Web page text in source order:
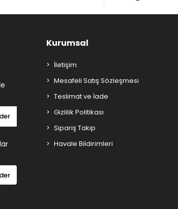
Kurumsal
İletişim
Mesafeli Satış Sözleşmesi
Teslimat ve İade
Gizlilik Politikası
Sipariş Takip
Havale Bildirimleri